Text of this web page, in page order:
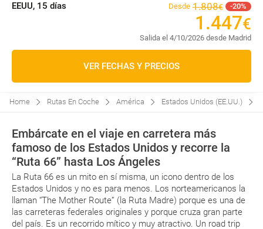
EEUU, 15 días Desde 1.808€ 20
1 .447€
Salida el 4/10/2026 desde Madrid
VER FECHAS Y PRECIOS
Home Rutas En Coche América Estados Unidos (EE.UU.)
Embárcate en el viaje en carretera más
famoso de los Estados Unidos y recorre la
“Ruta 66” hasta Los Ángeles
La Ruta 66 es un mito en sí misma, un icono dentro de los
Estados Unidos y no es para menos. Los norteamericanos la
llaman “The Mother Route” (la Ruta Madre) porque es una de
las carreteras federales originales y porque cruza gran parte
del país. Es un recorrido mítico y muy atractivo. Un road trip